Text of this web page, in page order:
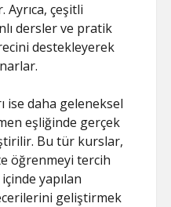
çeşitli
dersler ve pratik
destekleyerek
ise daha geleneksel
eşliğinde gerçek
Bu tür kurslar,
öğrenmeyi tercih
yapılan
geliştirmek